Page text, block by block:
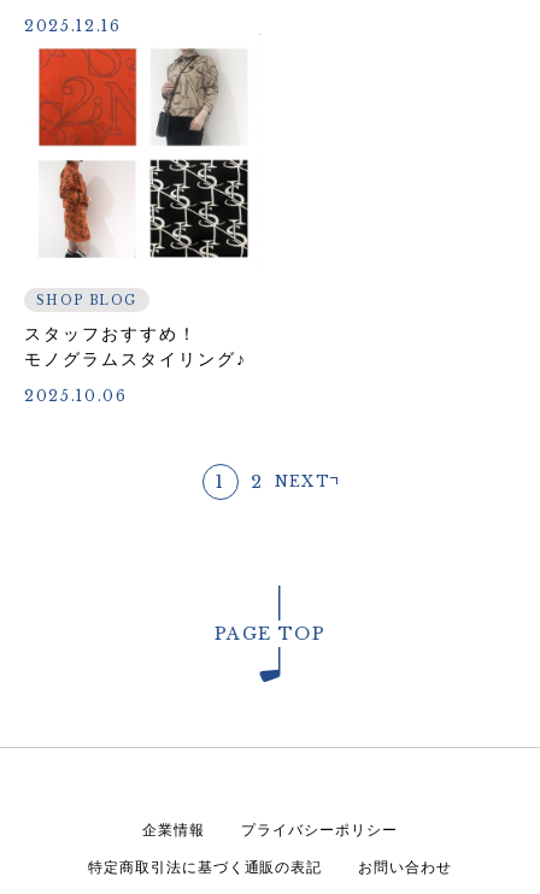
2025.12.16
SHOP BLOG
スタッフおすすめ！
モノグラムスタイリング♪
2025.10.06
1 2 NEXT
PAGE TOP
企業情報 プライバシーポリシー
特定商取引法に基づく通販の表記 お問い合わせ